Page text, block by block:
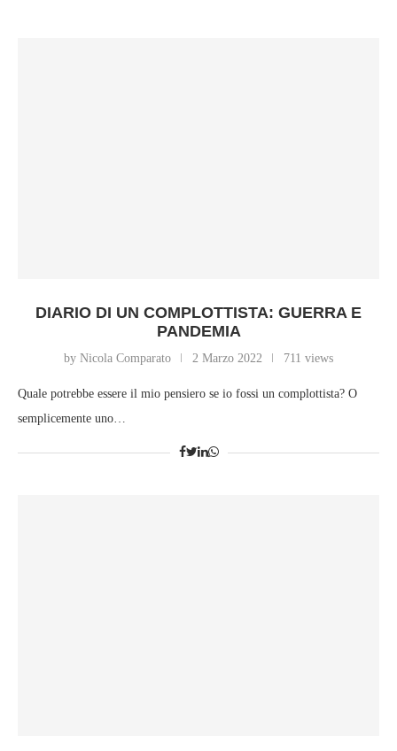
DIARIO DI UN COMPLOTTISTA: GUERRA E
PANDEMIA
by Nicola Comparato 2 Marzo 2022 711 views
Quale potrebbe essere il mio pensiero se io fossi un complottista? O
semplicemente uno…